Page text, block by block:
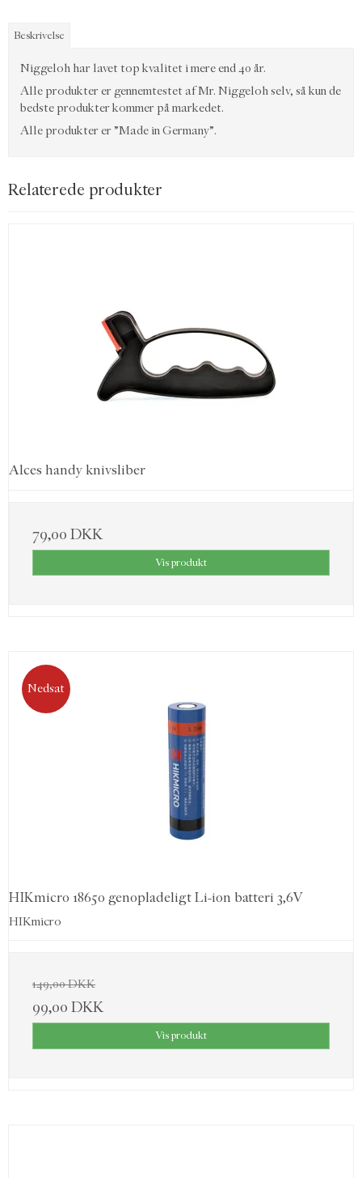
Beskrivelse
Niggeloh har lavet top kvalitet i mere end 40 år.
Alle produkter er gennemtestet af Mr. Niggeloh selv, så kun de
bedste produkter kommer på markedet.
Alle produkter er ”Made in Germany”.
Relaterede produkter
Alces handy knivsliber
79,00 DKK
Vis produkt
Nedsat
HIKmicro 18650 genopladeligt Li-ion batteri 3,6V
HIKmicro
149,00 DKK
99,00 DKK
Vis produkt